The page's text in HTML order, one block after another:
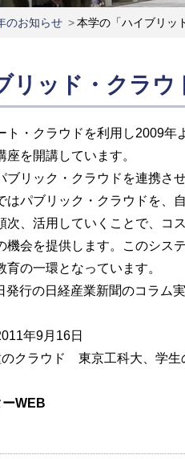
のお知らせ >本学の「ハイブリッ
リッド・クラウ
ト・クラウドを利用し2009年
を開講しています。
ブリック・クラウドを連携さ
はパブリック・クラウドを、
次、活用していくことで、コ
機会を提供します。このシス
の一環となっています。
行の日経産業新聞のコラム
年9月16日
のクラウド 東京工科大、学
WEB